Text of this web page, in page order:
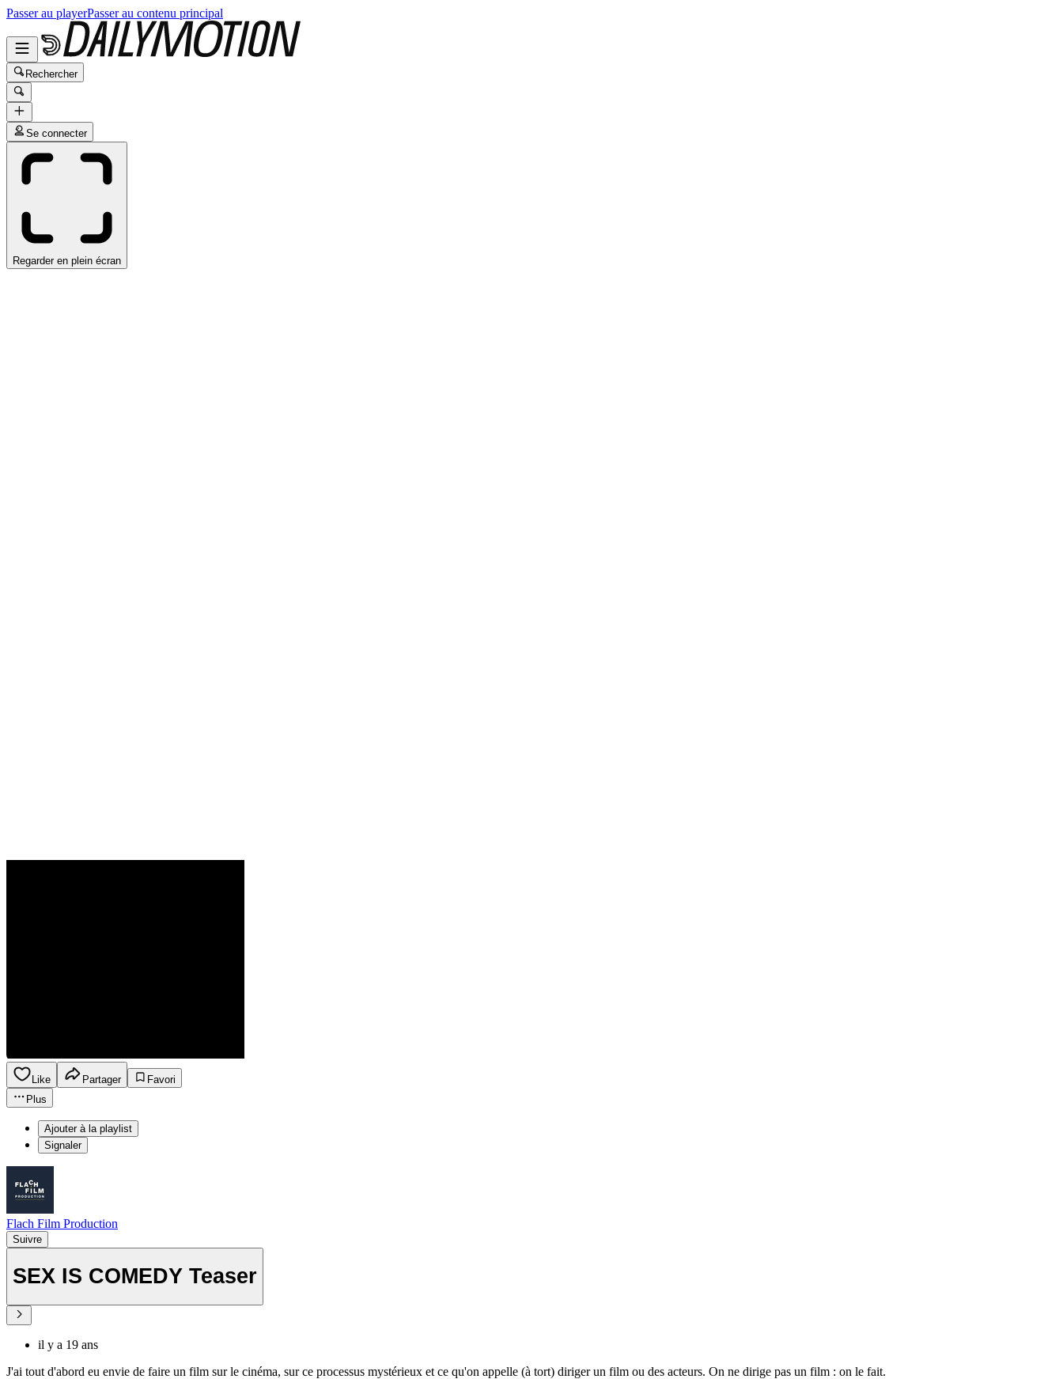
Passer au playerPasser au contenu principal
Rechercher
Se connecter
Regarder en plein écran
Like Partager
Favori
Plus
Ajouter à la playlist
Signaler
Flach Film Production
Suivre
SEX IS COMEDY Teaser
il y a 19 ans
J'ai tout d'abord eu envie de faire un film sur le cinéma, sur ce processus mystérieux et ce qu'on appelle (à tort) diriger un film ou des acteurs. On ne dirige pas un film : on le fait.